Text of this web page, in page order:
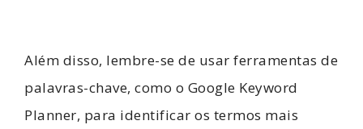
Além disso, lembre-se de usar ferramentas de
palavras-chave, como o Google Keyword
Planner, para identificar os termos mais